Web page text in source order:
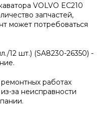
VOLVO EC210
запчастей,
может потребоваться
12 шт.) (SA8230-26350) -
работах
за неисправности